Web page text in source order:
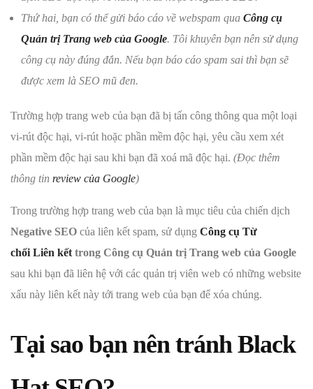
Thứ hai, bạn có thể gửi báo cáo về webspam qua Công cụ
Quản trị Trang web của Google. Tôi khuyên bạn nên sử dụng
công cụ này đúng đắn. Nếu bạn báo cáo spam sai thì bạn sẽ
được xem là SEO mũ đen.
Trường hợp trang web của bạn đã bị tấn công thông qua một loại
vi-rút độc hại, vi-rút hoặc phần mềm độc hại, yêu cầu xem xét
phần mềm độc hại sau khi bạn đã xoá mã độc hại. (Đọc thêm
thông tin review của Google)
Trong trường hợp trang web của bạn là mục tiêu của chiến dịch
Negative SEO của liên kết spam, sử dụng Công cụ Từ
chối Liên kết trong Công cụ Quản trị Trang web của Google
sau khi bạn đã liên hệ với các quản trị viên web có những website
xấu này liên kết này tới trang web của bạn để xóa chúng.
Tại sao bạn nên tránh Black